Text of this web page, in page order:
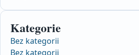
Kategorie
Bez kategorii
Bez kategorii